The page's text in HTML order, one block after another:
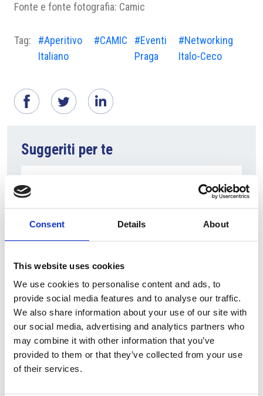
Consent Details About
This website uses cookies
We use cookies to personalise content and ads, to
provide social media features and to analyse our traffic.
We also share information about your use of our site with
our social media, advertising and analytics partners who
may combine it with other information that you’ve
provided to them or that they’ve collected from your use
of their services.
Fonte e fonte fotografia: Camic
Tag:
#Aperitivo
Italiano
#CAMIC
#Eventi
Praga
#Networking
Italo-Ceco
Suggeriti per te
6 Agosto 2026
L’interscambio Italia – Repubblica ha superato
nel primo semestre i dieci miliardi di euro
Interviste